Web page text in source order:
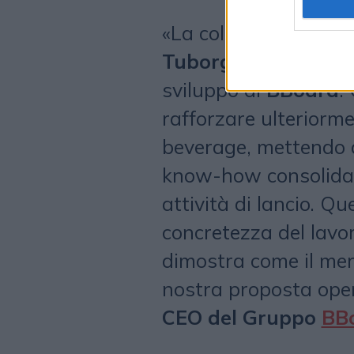
«La collaborazione
Tuborg
sviluppo diBBoard.
rafforzare
beverage, mettendo
know-how
attività di lancio.
concretezza del
dimostra come il
nostra proposta
CEO del Gruppo